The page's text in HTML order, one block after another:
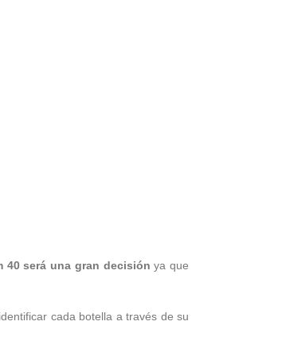
40 será una gran decisión ya que
cada botella a través de su